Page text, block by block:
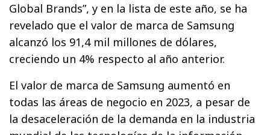
Global Brands”, y en la lista de este año, se ha
revelado que el valor de marca de Samsung
alcanzó los 91,4 mil millones de dólares,
creciendo un 4% respecto al año anterior.
El valor de marca de Samsung aumentó en
todas las áreas de negocio en 2023, a pesar de
la desaceleración de la demanda en la industria